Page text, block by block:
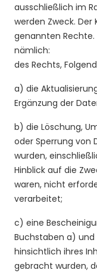
ausschließlich im
werden Zweck.
genannten Rechte.
nämlich:
des Rechts,
a) die
Ergänzung der
b) die Löschung,
oder Sperrung von
wurden,
Hinblick auf die
waren, nicht
verarbeitet;
c) eine
Buchstaben a)
hinsichtlich ihres
gebracht wurden,